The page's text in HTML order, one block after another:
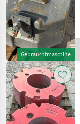
Gebrauchtmaschine